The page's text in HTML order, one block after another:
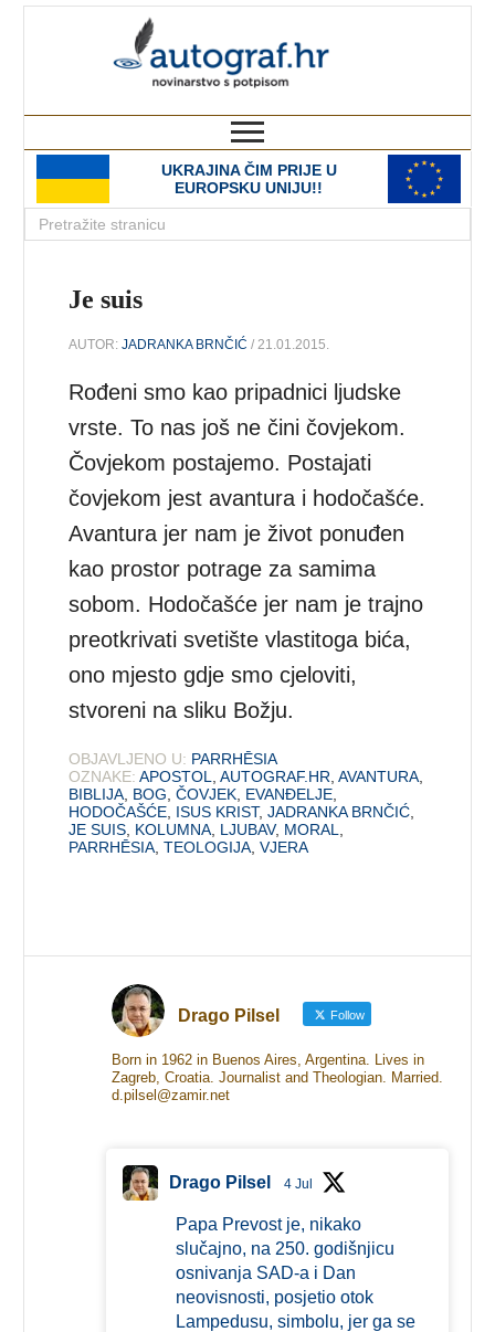
UKRAJINA ČIM PRIJE U
EUROPSKU UNIJU!!
Je suis
AUTOR:JADRANKA BRNČIĆ / 21.01.2015.
Rođeni smo kao pripadnici ljudske
vrste. To nas još ne čini čovjekom.
Čovjekom postajemo. Postajati
čovjekom jest avantura i hodočašće.
Avantura jer nam je život ponuđen
kao prostor potrage za samima
sobom. Hodočašće jer nam je trajno
preotkrivati svetište vlastitoga bića,
ono mjesto gdje smo cjeloviti,
stvoreni na sliku Božju.
OBJAVLJENO U: PARRHĒSIA
OZNAKE: APOSTOL ,AUTOGRAF.HR ,AVANTURA
BIBLIJA BOG ,ČOVJEK EVANĐELJE
HODOČAŠĆE ISUS KRIST,JADRANKA BRNČIĆ
JE SUIS KOLUMNA LJUBAV, MORAL
PARRHĒSIA ,TEOLOGIJA ,VJERA
Drago Pilsel Follow
Born in 1962 in Buenos Aires, Argentina. Lives in
Zagreb, Croatia. Journalist and Theologian. Married.
d.pilsel@zamir.net
Drago Pilsel 4 Jul
Papa Prevost je, nikako
slučajno, na 250. godišnjicu
osnivanja SAD-a i Dan
neovisnosti, posjetio otok
Lampedusu, simbolu, jer ga se